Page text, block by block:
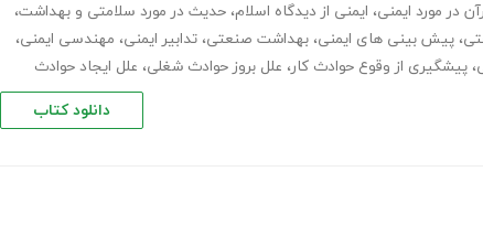
در مورد ایمنی، ایمنی از دیدگاه اسلام، حدیث در مورد سلامتی و بهداشت،
، پیش بینی های ایمنی، بهداشت صنعتی، تدابیر ایمنی، مهندسی ایمنی،
، پیشگیری از وقوع حوادث کار، علل بروز حوادث شغلی، علل ایجاد حوادث
دانلود کتاب